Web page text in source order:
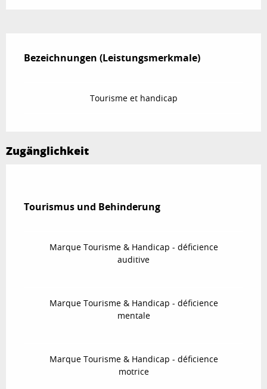
Bezeichnungen (Leistungsmerkmale)
Bezeichnungen (Leistungsmerkmale)
Tourisme et handicap
Zugänglichkeit
Tourismus und Behinderung
Tourismus und Behinderung
Marque Tourisme & Handicap - déficience
auditive
Marque Tourisme & Handicap - déficience
mentale
Marque Tourisme & Handicap - déficience
motrice